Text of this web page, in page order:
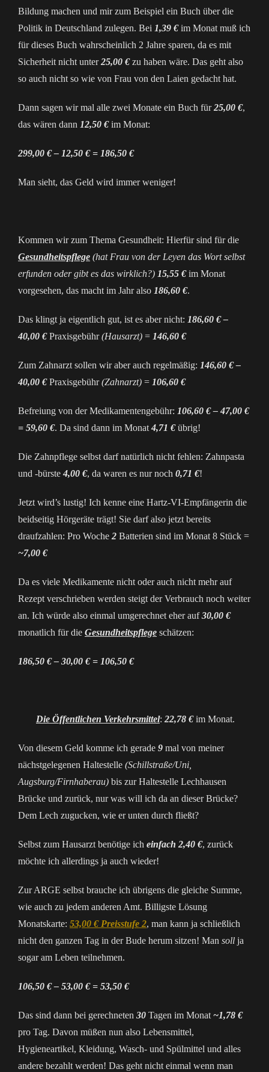
Bildung machen und mir zum Beispiel ein Buch über die
Politik in Deutschland zulegen. Bei 1,39 €im Monat muß ich
für dieses Buch wahrscheinlich 2 Jahre sparen, da es mit
Sicherheit nicht unter25,00 €zu haben wäre. Das geht also
so auch nicht so wie von Frau von den Laien gedacht hat.
Dann sagen wir mal alle zwei Monate ein Buch für25,00 €,
das wären dann 12,50 €im Monat:
299,00 € – 12,50 € = 186,50 €
Man sieht, das Geld wird immer weniger!
Kommen wir zum Thema Gesundheit: Hierfür sind für die
Gesundheitspflege (hat Frau von der Leyen das Wort selbst
erfunden oder gibt es das wirklich?) 15,55 €im Monat
vorgesehen, das macht im Jahr also 186,60 €.
Das klingt ja eigentlich gut, ist es aber nicht: 186,60 € –
40,00 €Praxisgebühr(Hausarzt) = 146,60 €
Zum Zahnarzt sollen wir aber auch regelmäßig: 146,60 € –
40,00 €Praxisgebühr(Zahnarzt) = 106,60 €
Befreiung von der Medikamentengebühr: 106,60 € – 47,00 €
= 59,60 €. Da sind dann im Monat 4,71 €übrig!
Die Zahnpflege selbst darf natürlich nicht fehlen: Zahnpasta
und -bürste 4,00 €, da waren es nur noch 0,71 €!
Jetzt wird’s lustig! Ich kenne eine Hartz-VI-Empfängerin die
beidseitig Hörgeräte trägt! Sie darf also jetzt bereits
draufzahlen: Pro Woche 2 Batterien sind im Monat 8 Stück =
~7,00 €
Da es viele Medikamente nicht oder auch nicht mehr auf
Rezept verschrieben werden steigt der Verbrauch noch weiter
an. Ich würde also einmal umgerechnet eher auf30,00 €
monatlich für die Gesundheitspflege schätzen:
186,50 € – 30,00 € = 106,50 €
Die Öffentlichen Verkehrsmittel: 22,78 €im Monat.
Von diesem Geld komme ich gerade 9 mal von meiner
nächstgelegenen Haltestelle (Schillstraße/Uni,
Augsburg/Firnhaberau) bis zur Haltestelle Lechhausen
Brücke und zurück, nur was will ich da an dieser Brücke?
Dem Lech zugucken, wie er unten durch fließt?
Selbst zum Hausarzt benötige ich einfach 2,40 €, zurück
möchte ich allerdings ja auch wieder!
Zur ARGE selbst brauche ich übrigens die gleiche Summe,
wie auch zu jedem anderen Amt. Billigste Lösung
Monatskarte: 53,00 € Preisstufe 2, man kann ja schließlich
nicht den ganzen Tag in der Bude herum sitzen! Man soll ja
sogar am Leben teilnehmen.
106,50 € – 53,00 € = 53,50 €
Das sind dann bei gerechneten 30 Tagen im Monat ~1,78 €
pro Tag. Davon müßen nun also Lebensmittel,
Hygieneartikel, Kleidung, Wasch- und Spülmittel und alles
andere bezahlt werden! Das geht nicht einmal wenn man